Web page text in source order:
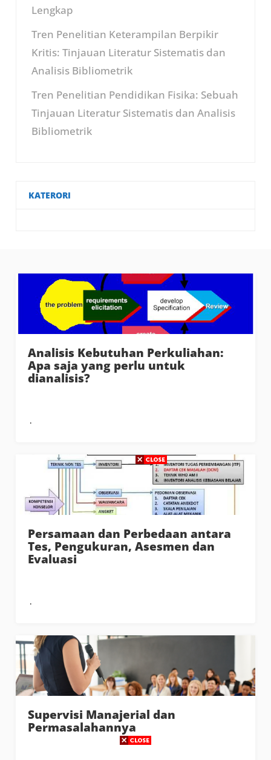
Lengkap
Tren Penelitian Keterampilan Berpikir
Kritis: Tinjauan Literatur Sistematis dan
Analisis Bibliometrik
Tren Penelitian Pendidikan Fisika: Sebuah
Tinjauan Literatur Sistematis dan Analisis
Bibliometrik
KATERORI
Analisis Kebutuhan Perkuliahan:
Apa saja yang perlu untuk
dianalisis?
Persamaan dan Perbedaan antara
Tes, Pengukuran, Asesmen dan
Evaluasi
Supervisi Manajerial dan
Permasalahannya